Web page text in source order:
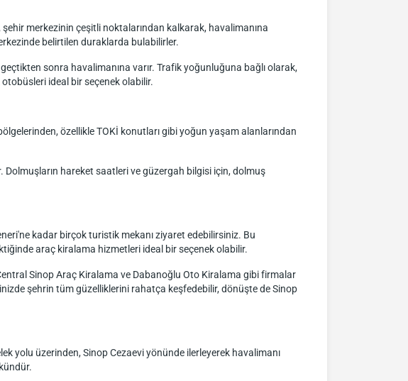
merkezinin çeşitli noktalarından kalkarak, havalimanına
belirtilen duraklarda bulabilirler.
sonra havalimanına varır. Trafik yoğunluğuna bağlı olarak,
otobüsleri ideal bir seçenek olabilir.
özellikle TOKİ konutları gibi yoğun yaşam alanlarından
hareket saatleri ve güzergah bilgisi için, dolmuş
kadar birçok turistik mekanı ziyaret edebilirsiniz. Bu
araç kiralama hizmetleri ideal bir seçenek olabilir.
Sinop Araç Kiralama ve Dabanoğlu Oto Kiralama gibi firmalar
şehrin tüm güzelliklerini rahatça keşfedebilir, dönüşte de Sinop
yolu üzerinden, Sinop Cezaevi yönünde ilerleyerek havalimanı